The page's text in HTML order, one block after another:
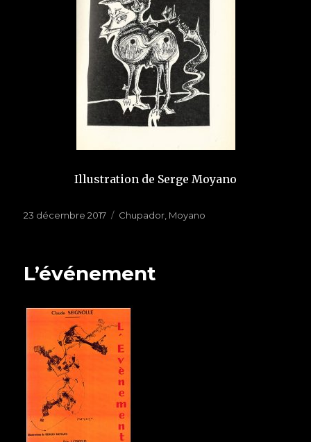
Illustration de Serge Moyano
Publié
23 décembre 2017 Étiquettes
Chupador Moyano
L’événement